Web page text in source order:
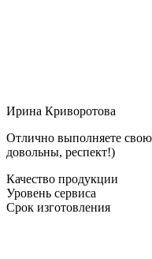
Ирина Криворотова
Отлично выполняете свою
довольны, респект!)
Качество продукции
Уровень сервиса
Срок изготовления